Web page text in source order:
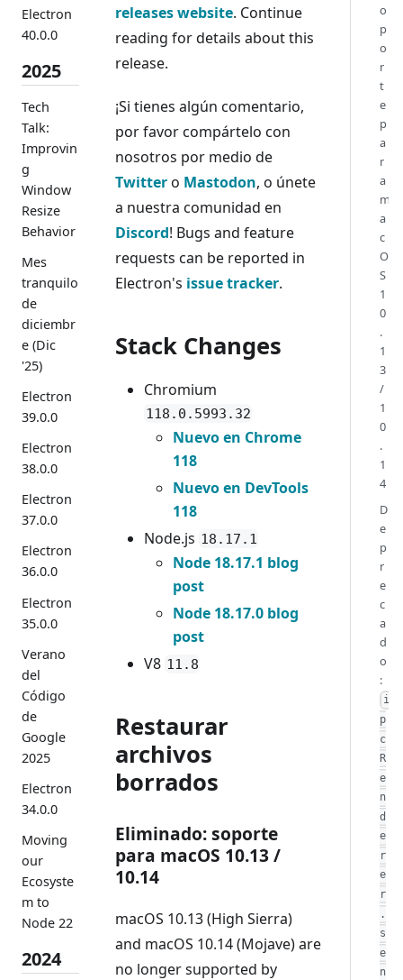
Electron
40.0.0
2025
Tech
Talk:
Improvin
g
Window
Resize
Behavior
Mes
tranquilo
de
diciembr
e (Dic
'25)
Electron
39.0.0
Electron
38.0.0
Electron
37.0.0
Electron
36.0.0
Electron
35.0.0
Verano
del
Código
de
Google
2025
Electron
34.0.0
Moving
our
Ecosyste
m to
Node 22
2024
releases website. Continue
reading for details about this
release.
¡Si tienes algún comentario,
por favor compártelo con
nosotros por medio de
Twittero Mastodon, o únete
a nuestra comunidad en
Discord! Bugs and feature
requests can be reported in
Electron's issue tracker.
Stack Changes
Chromium
118.0.5993.32
Nuevo en Chrome
118
Nuevo en DevTools
118
Node.js 18.17.1
Node 18.17.1 blog
post
Node 18.17.0 blog
post
V8 11.8
Restaurar
archivos
borrados
Eliminado: soporte
para macOS 10.13 /
10.14
macOS 10.13 (High Sierra)
and macOS 10.14 (Mojave) are
no longer supported by
o
p
o
r
t
e
p
a
r
a
m
a
c
O
S
1
0
.
1
3
/
1
0
.
1
4
D
e
p
r
e
c
a
d
o
:
i
p
c
R
e
n
d
e
r
e
r
.
s
e
n